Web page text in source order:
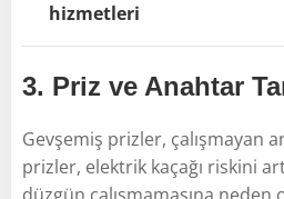
hizmetleri
3. Priz ve Anahtar
Gevşemiş prizler, çalışmayan
prizler, elektrik kaçağı riskini